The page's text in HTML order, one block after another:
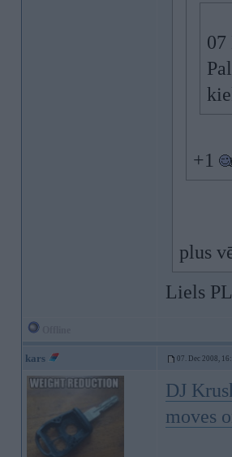
07
+1
plus
Liels
kars 07. Dec 2008,
DJ
moves